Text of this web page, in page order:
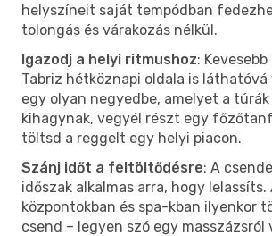
helyszíneit saját tempódban
tolongás és várakozás nélkül.
Igazodj a helyi ritmushoz:
Tabriz hétköznapi oldala is láthatóvá
egy olyan negyedbe, amelyet a
kihagynak, vegyél részt egy
töltsd a reggelt egy helyi piacon.
Szánj időt a feltöltődésre: A
időszak alkalmas arra, hogy
központokban és spa-kban ilyenkor
csend – legyen szó egy masszázsról